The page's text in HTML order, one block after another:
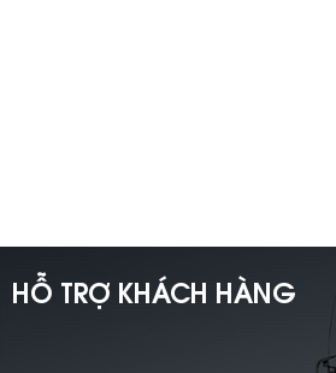
HỖ TRỢ KHÁCH HÀNG